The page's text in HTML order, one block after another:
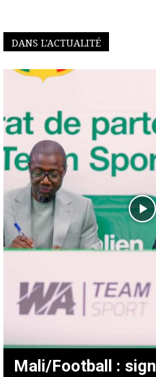
DANS L'ACTUALITÉ
Mali/Football :